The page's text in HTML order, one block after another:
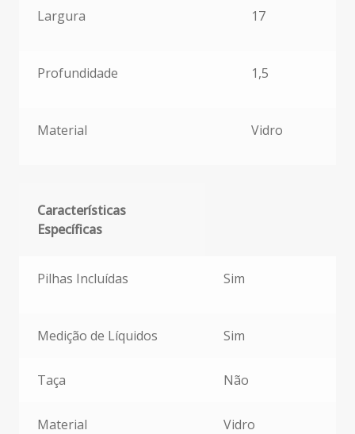
Largura 17
Profundidade 1,5
Material Vidro
Características
Específicas
Pilhas Incluídas Sim
Medição de Líquidos Sim
Taça Não
Material Vidro